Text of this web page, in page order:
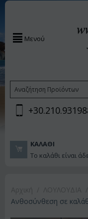
Μενού
ΚΑΛΆΘΙ
Το καλάθι είναι
Ανθοσύνθεση σε